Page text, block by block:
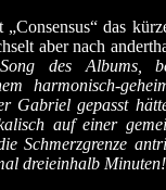
das
aber nach
des Albums,
harmonisch-
Gabriel gepasst
auf einer
Schmerzgrenze
dreieinhalb Minuten!